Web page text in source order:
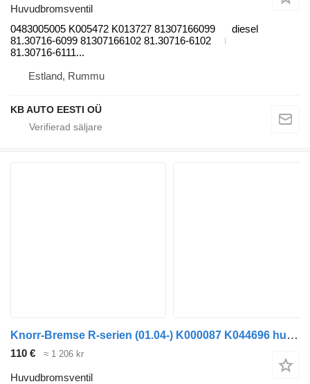
Huvudbromsventil
0483005005 K005472 K013727 81307166099
81.30716-6099 81307166102 81.30716-6102
81.30716-6111...
diesel
Estland, Rummu
KB AUTO EESTI OÜ
Knorr-Bremse R-serien (01.04-) K000087 K044696 huvudbromsventil till Scania P,G,R,T-series (2004-2017) lastbil
110 € ≈ 1 206 kr
Huvudbromsventil